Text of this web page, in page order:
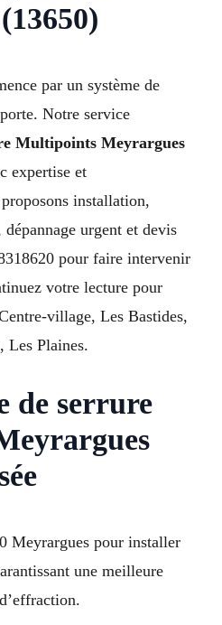
par un système de
Notre service
Multipoints Meyrargues
expertise et
installation,
urgent et devis
pour faire intervenir
votre lecture pour
village, Les Bastides,
Les Plaines.
de serrure
Meyrargues pour installer
une meilleure